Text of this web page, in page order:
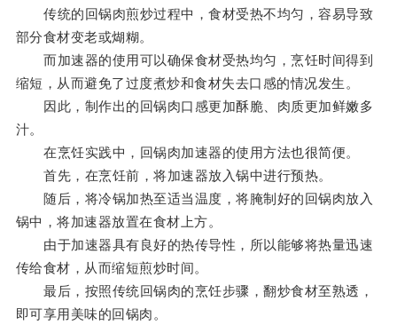
传统的回锅肉煎炒过程中，食材受热不均匀，容易导致
部分食材变老或煳糊。
而加速器的使用可以确保食材受热均匀，烹饪时间得到
缩短，从而避免了过度煮炒和食材失去口感的情况发生。
因此，制作出的回锅肉口感更加酥脆、肉质更加鲜嫩多
汁。
在烹饪实践中，回锅肉加速器的使用方法也很简便。
首先，在烹饪前，将加速器放入锅中进行预热。
随后，将冷锅加热至适当温度，将腌制好的回锅肉放入
锅中，将加速器放置在食材上方。
由于加速器具有良好的热传导性，所以能够将热量迅速
传给食材，从而缩短煎炒时间。
最后，按照传统回锅肉的烹饪步骤，翻炒食材至熟透，
即可享用美味的回锅肉。